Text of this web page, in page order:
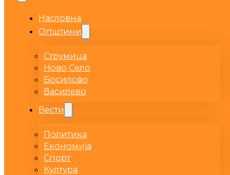
Насловна
Општини
Струмица
Ново Село
Босилово
Василево
Вести
Политика
Економија
Спорт
Култура